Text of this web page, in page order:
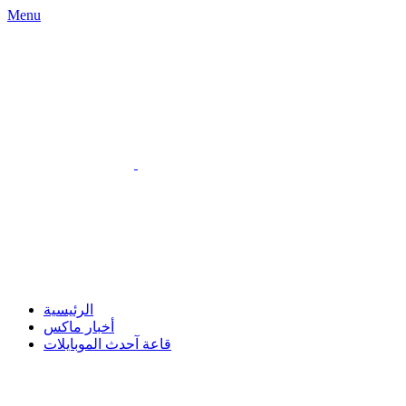
Menu
الرئيسية
أخبار ماكس
قاعة آحدث الموبايلات